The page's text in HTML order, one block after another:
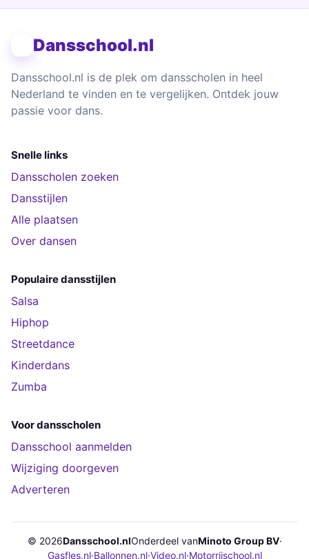
Dansschool.nl
Dansschool.nl is de plek om dansscholen in heel
Nederland te vinden en te vergelijken. Ontdek jouw
passie voor dans.
Snelle links
Dansscholen zoeken
Dansstijlen
Alle plaatsen
Over dansen
Populaire dansstijlen
Salsa
Hiphop
Streetdance
Kinderdans
Zumba
Voor dansscholen
Dansschool aanmelden
Wijziging doorgeven
Adverteren
© 2026Dansschool.nlOnderdeel vanMinoto Group BV·
Gasfles.nl·Ballonnen.nl·Video.nl·Motorrijschool.nl